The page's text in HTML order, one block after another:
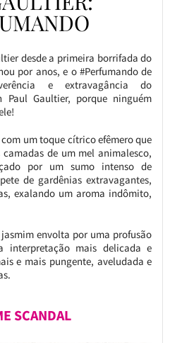
desde a primeira borrifada do
por anos, e o #Perfumando de
e extravagância do
Paul Gaultier, porque ninguém
um toque cítrico efêmero que
de um mel animalesco,
por um sumo intenso de
de gardênias extravagantes,
exalando um aroma indômito,
envolta por uma profusão
interpretação mais delicada e
e mais pungente, aveludada e
SCANDAL